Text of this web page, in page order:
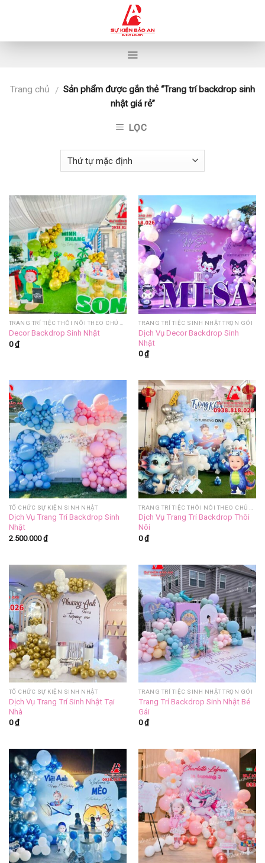
Trang chủ / Sản phẩm được gắn thẻ “Trang trí backdrop sinh
nhật giá rẻ”
LỌC
Decor Backdrop Sinh Nhật
0₫
TRANG TRÍ TIỆC SINH NHẬT TRỌN GÓI
Dịch Vụ Decor Backdrop Sinh
Nhật
0₫
TỔ CHỨC SỰ KIỆN SINH NHẬT
Dịch Vụ Trang Trí Backdrop Sinh
Nhật
2.500.000₫
Dịch Vụ Trang Trí Backdrop Thôi
Nôi
0₫
TỔ CHỨC SỰ KIỆN SINH NHẬT
Dịch Vụ Trang Trí Sinh Nhật Tại
Nhà
0₫
TRANG TRÍ TIỆC SINH NHẬT TRỌN GÓI
Trang Trí Backdrop Sinh Nhật Bé
Gái
0₫